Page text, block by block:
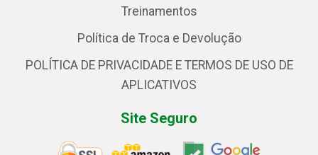
Treinamentos
Política de Troca e Devolução
POLÍTICA DE PRIVACIDADE E TERMOS DE USO DE
APLICATIVOS
Site Seguro